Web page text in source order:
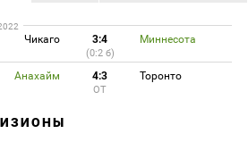
Чикаго 3:4 Миннесота
(0:2 б)
Анахайм 4:3 Торонто
ОТ